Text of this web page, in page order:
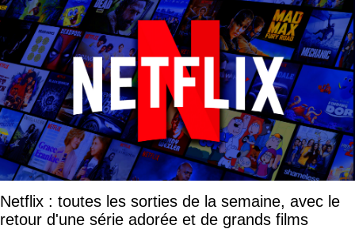
Netflix : toutes les sorties de la semaine, avec le
retour d'une série adorée et de grands films